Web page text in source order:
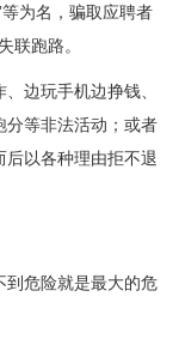
为名，骗取应聘者
联跑路。
边玩手机边挣钱、
分等非法活动；或者
以各种理由拒不退
到危险就是最大的危